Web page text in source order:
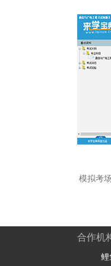
模拟考
合作机
鲤